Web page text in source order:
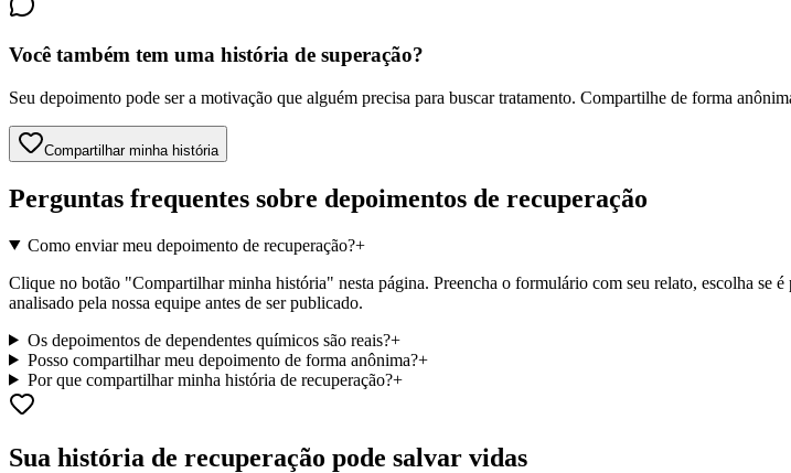
Você também tem uma história de superação?
Seu depoimento pode ser a motivação que alguém precisa para buscar tratamento. Compartilhe de forma
Compartilhar minha história
Perguntas frequentes sobre depoimentos de recuperação
Como enviar meu depoimento de recuperação?+
Clique no botão "Compartilhar minha história" nesta página. Preencha o formulário com seu relato, escolha se
analisado pela nossa equipe antes de ser publicado.
Os depoimentos de dependentes químicos são reais?+
Posso compartilhar meu depoimento de forma anônima?+
Por que compartilhar minha história de recuperação?+
Sua história de recuperação pode salvar vidas